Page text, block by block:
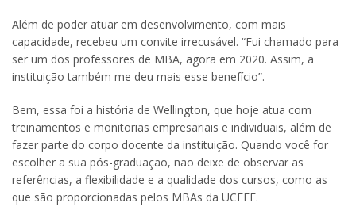
Além de poder atuar em desenvolvimento, com mais
capacidade, recebeu um convite irrecusável. “Fui chamado para
ser um dos professores de MBA, agora em 2020. Assim, a
instituição também me deu mais esse benefício”.
Bem, essa foi a história de Wellington, que hoje atua com
treinamentos e monitorias empresariais e individuais, além de
fazer parte do corpo docente da instituição. Quando você for
escolher a sua pós-graduação, não deixe de observar as
referências, a flexibilidade e a qualidade dos cursos, como as
que são proporcionadas pelos MBAs da UCEFF.